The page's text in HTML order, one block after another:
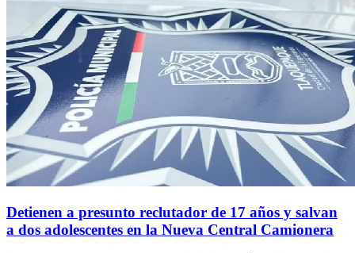
Detienen a presunto reclutador de 17 años y salvan
a dos adolescentes en la Nueva Central Camionera